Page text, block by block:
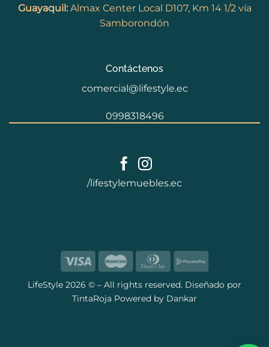
Guayaquil:Almax Center Local D107, Km 14 1/2 vía
Samborondón
Contáctenos
comercial@lifestyle.ec
0998318496
/lifestylemuebles.ec
LifeStyle 2026 © – All rights reserved. Diseñado por
TintaRoja Powered by Dankar